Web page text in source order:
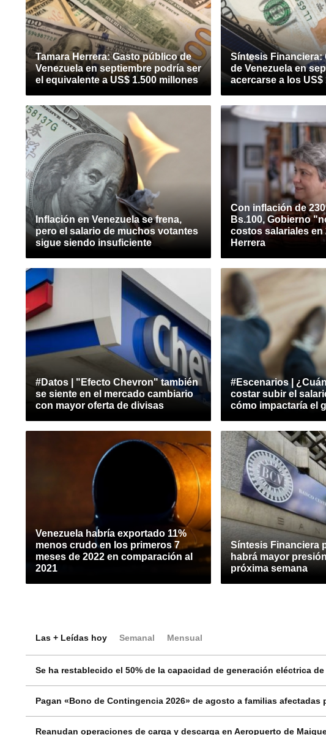
Tamara Herrera: Gasto público de
Venezuela en septiembre podría ser
el equivalente a US$ 1.500 millones
Síntesis Financiera:
de Venezuela en
acercarse a los US$
Inflación en Venezuela se frena,
pero el salario de muchos votantes
sigue siendo insuficiente
Con inflación de
Bs.100, Gobierno
costos salariales en
Herrera
#Datos | "Efecto Chevron" también
se siente en el mercado cambiario
con mayor oferta de divisas
#Escenarios |
costar subir el
cómo impactaría el
Venezuela habría exportado 11%
menos crudo en los primeros 7
meses de 2022 en comparación al
2021
Síntesis Financiera
habrá mayor
próxima semana
Las + Leídas hoy Semanal Mensual
Se ha restablecido el 50% de la capacidad de generación eléctrica
Pagan «Bono de Contingencia 2026» de agosto a familias afectadas
Reanudan operaciones de carga y descarga en Aeropuerto de